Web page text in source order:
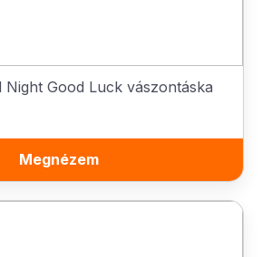
Night Good Luck vászontáska
Megnézem